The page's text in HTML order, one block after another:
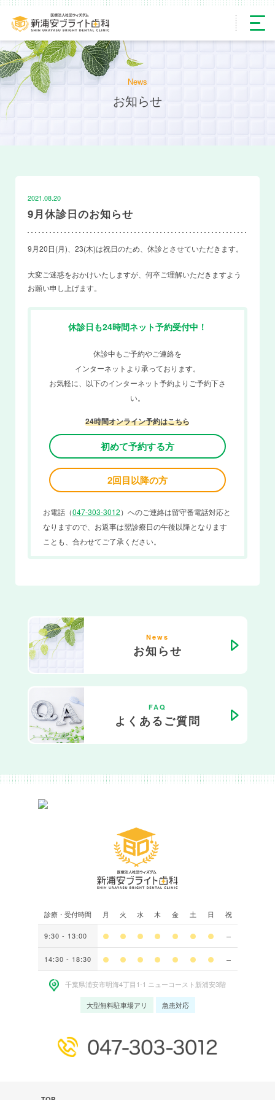
News
お知らせ
2021.08.20
9月休診日のお知らせ
9月20日(月)、23(木)は祝日のため、休診とさせていただきます。
大変ご迷惑をおかけいたしますが、何卒ご理解いただきますよう
お願い申し上げます。
休診日も24時間ネット予約受付中！
休診中もご予約やご連絡を
インターネットより承っております。
お気軽に、以下のインターネット予約よりご予約下さ
い。
24時間オンライン予約はこちら
初めて予約する方
2回目以降の方
お電話（047-303-3012）へのご連絡は留守番電話対応と
なりますので、お返事は翌診療日の午後以降となります
ことも、合わせてご了承ください。
News
お知らせ
FAQ
よくあるご質問
診療・受付時間 月 火 水 木 金 土 日 祝
9:30 - 13:00
14:30 - 18:30
千葉県浦安市明海4丁⽬1-1 ニューコースト新浦安3階
大型無料駐車場アリ 急患対応